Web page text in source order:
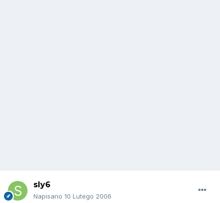
sly6
Napisano 10 Lutego 2006